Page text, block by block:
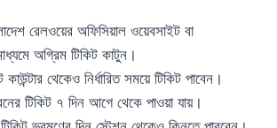
রেলওয়ের অফিসিয়াল ওয়েবসাইট বা
অগ্রিম টিকিট কাটুন।
কাউন্টার থেকেও নির্ধারিত সময়ে টিকিট পাবেন।
টিকিট ৭ দিন আগে থেকে পাওয়া যায়।